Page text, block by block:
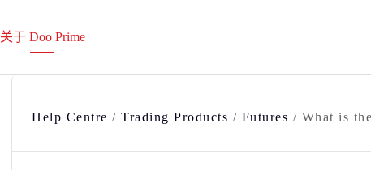
关于 Doo Prime
Help Centre / Trading Products / Futures / What is